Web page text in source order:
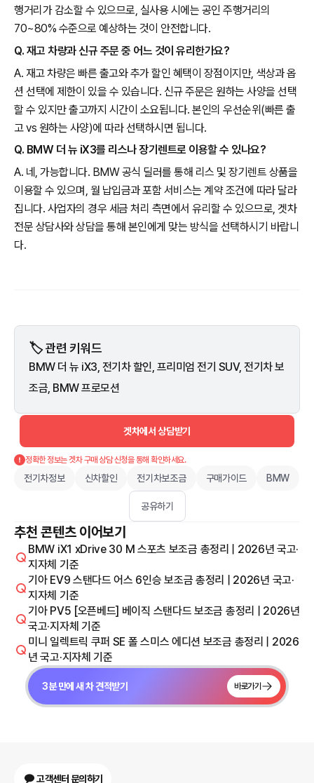
행거리가 감소할 수 있으므로, 실사용 시에는 공인 주행거리의
70~80% 수준으로 예상하는 것이 안전합니다.
Q. 재고 차량과 신규 주문 중 어느 것이 유리한가요?
A. 재고 차량은 빠른 출고와 추가 할인 혜택이 장점이지만, 색상과 옵
션 선택에 제한이 있을 수 있습니다. 신규 주문은 원하는 사양을 선택
할 수 있지만 출고까지 시간이 소요됩니다. 본인의 우선순위(빠른 출
고 vs 원하는 사양)에 따라 선택하시면 됩니다.
Q. BMW 더 뉴 iX3를 리스나 장기렌트로 이용할 수 있나요?
A. 네, 가능합니다. BMW 공식 딜러를 통해 리스 및 장기렌트 상품을
이용할 수 있으며, 월 납입금과 포함 서비스는 계약 조건에 따라 달라
집니다. 사업자의 경우 세금 처리 측면에서 유리할 수 있으므로, 겟차
전문 상담사와 상담을 통해 본인에게 맞는 방식을 선택하시기 바랍니
다.
🏷️ 관련 키워드
BMW 더 뉴 iX3, 전기차 할인, 프리미엄 전기 SUV, 전기차 보
조금, BMW 프로모션
겟차에서 상담받기
정확한 정보는 겟차 구매 상담 신청을 통해 확인하세요.
전기차정보 신차할인 전기차보조금 구매가이드 BMW
공유하기
추천 콘텐츠 이어보기
BMW iX1 xDrive 30 M 스포츠 보조금 총정리 | 2026년 국고·
지자체 기준
기아 EV9 스탠다드 어스 6인승 보조금 총정리 | 2026년 국고·
지자체 기준
기아 PV5 [오픈베드] 베이직 스탠다드 보조금 총정리 | 2026년
국고·지자체 기준
미니 일렉트릭 쿠퍼 SE 폴 스미스 에디션 보조금 총정리 | 2026
년 국고·지자체 기준
3분 만에 새 차 견적받기 바로가기
고객센터 문의하기